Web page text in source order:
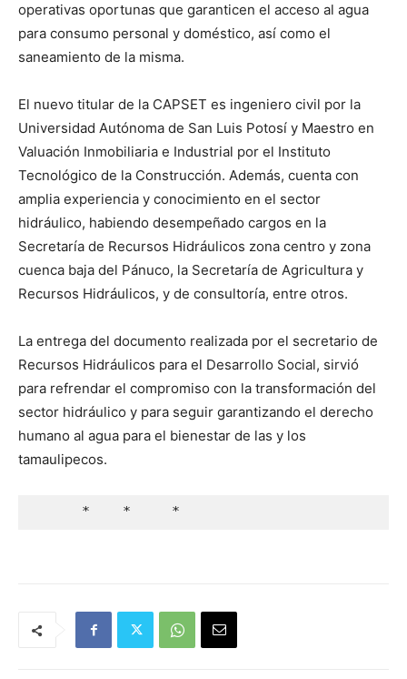
operativas oportunas que garanticen el acceso al agua
para consumo personal y doméstico, así como el
saneamiento de la misma.
El nuevo titular de la CAPSET es ingeniero civil por la
Universidad Autónoma de San Luis Potosí y Maestro en
Valuación Inmobiliaria e Industrial por el Instituto
Tecnológico de la Construcción. Además, cuenta con
amplia experiencia y conocimiento en el sector
hidráulico, habiendo desempeñado cargos en la
Secretaría de Recursos Hidráulicos zona centro y zona
cuenca baja del Pánuco, la Secretaría de Agricultura y
Recursos Hidráulicos, y de consultoría, entre otros.
La entrega del documento realizada por el secretario de
Recursos Hidráulicos para el Desarrollo Social, sirvió
para refrendar el compromiso con la transformación del
sector hidráulico y para seguir garantizando el derecho
humano al agua para el bienestar de las y los
tamaulipecos.
      *    *     *